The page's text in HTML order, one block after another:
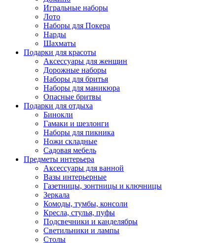
Игральные наборы
Лото
Наборы для Покера
Нарды
Шахматы
Подарки для красоты
Аксессуары для женщин
Дорожные наборы
Наборы для бритья
Наборы для маникюра
Опасные бритвы
Подарки для отдыха
Бинокли
Гамаки и шезлонги
Наборы для пикника
Ножи складные
Садовая мебель
Предметы интерьера
Аксессуары для ванной
Вазы интерьерные
Газетницы, зонтницы и ключницы
Зеркала
Комоды, тумбы, консоли
Кресла, стулья, пуфы
Подсвечники и канделябры
Светильники и лампы
Столы